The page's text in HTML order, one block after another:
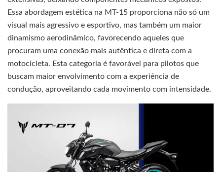
Essa abordagem estética na MT-15 proporciona não só um
visual mais agressivo e esportivo, mas também um maior
dinamismo aerodinâmico, favorecendo aqueles que
procuram uma conexão mais autêntica e direta com a
motocicleta. Esta categoria é favorável para pilotos que
buscam maior envolvimento com a experiência de
condução, aproveitando cada movimento com intensidade.